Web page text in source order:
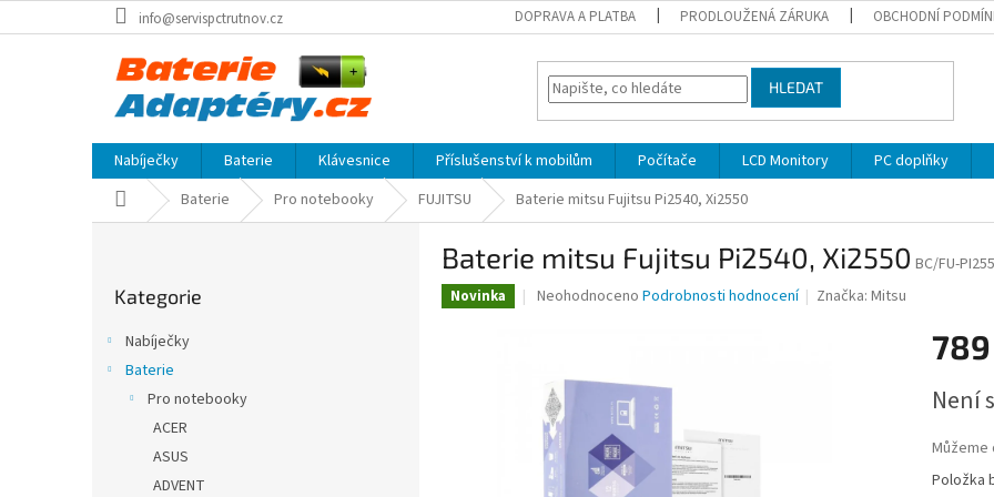
na
info@servispctrutnov.cz DOPRAVA A PLATBA PRODLOUŽENÁ ZÁRUKA OBCHODNÍ
HLEDAT
Nabíječky Baterie Klávesnice Příslušenství k mobilům Počítače LCD Monitory PC doplňky
Domů Baterie Pro notebooky FUJITSU Baterie mitsu Fujitsu Pi2540, Xi2550
kategorie
Kategorie
Nabíječky
Baterie
Pro notebooky
ACER
ASUS
ADVENT
Baterie mitsu Fujitsu Pi2540, Xi2550 BC/FU-
Novinka
Průměrné
5
hvězdiček.
Neohodnoceno Podrobnosti hodnocení Značka:Mitsu
cena:
Není
Můžeme
Položka